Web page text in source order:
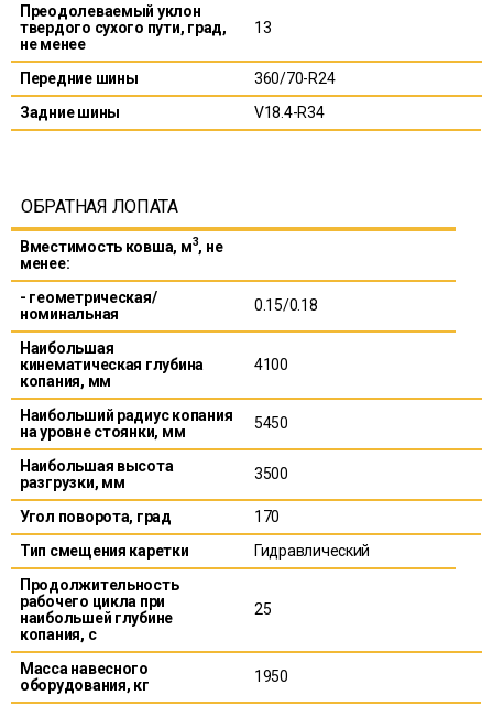
Преодолеваемый уклон
твердого сухого пути, град,
не менее
13
Передние шины
360/70-R24
Задние шины
V18.4-R34
ОБРАТНАЯ ЛОПАТА
Вместимость ковша, м3, не
менее:
- геометрическая/
номинальная
0.15/0.18
Наибольшая
кинематическая глубина
копания, мм
4100
Наибольший радиус копания
на уровне стоянки, мм
5450
Наибольшая высота
разгрузки, мм
3500
Угол поворота, град
170
Тип смещения каретки
Гидравлический
Продолжительность
рабочего цикла при
наибольшей глубине
копания, с
25
Масса навесного
оборудования, кг
1950